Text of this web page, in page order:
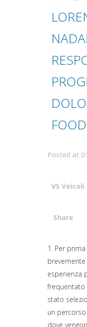
FOOD
Posted at
VS
Share
Attiva
1. Per
esperienza
frequentato
stato
un
dove